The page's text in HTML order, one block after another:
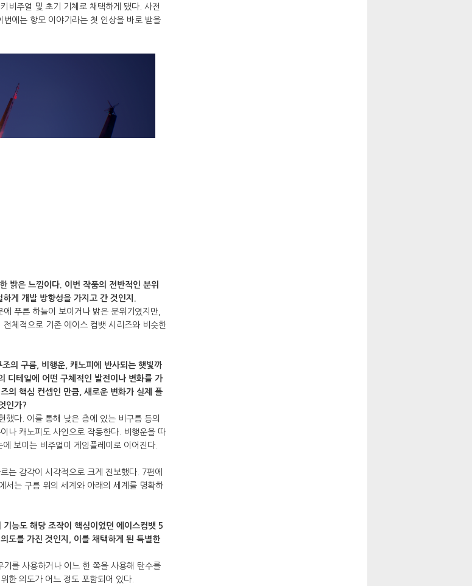
비주얼 및 초기 기체로 채택하게 됐다. 사전
에는 항모 이야기라는 첫 인상을 바로 받을
밝은 느낌이다. 이번 작품의 전반적인 분위
게 개발 방향성을 가지고 간 것인지.
푸른 하늘이 보이거나 밝은 분위기였지만,
체적으로 기존 에이스 컴뱃 시리즈와 비슷한
의 구름, 비행운, 캐노피에 반사되는 햇빛까
디테일에 어떤 구체적인 발전이나 변화를 가
의 핵심 컨셉인 만큼, 새로운 변화가 실제 플
인가?
다. 이를 통해 낮은 층에 있는 비구름 등의
나 캐노피도 사인으로 작동한다. 비행운을 따
보이는 비주얼이 게임플레이로 이어진다.
는 감각이 시각적으로 크게 진보했다. 7편에
서는 구름 위의 세계와 아래의 세계를 명확하
능도 해당 조작이 핵심이었던 에이스컴뱃 5
도를 가진 것인지, 이를 채택하게 된 특별한
를 사용하거나 어느 한 쪽을 사용해 탄수를
한 의도가 어느 정도 포함되어 있다.